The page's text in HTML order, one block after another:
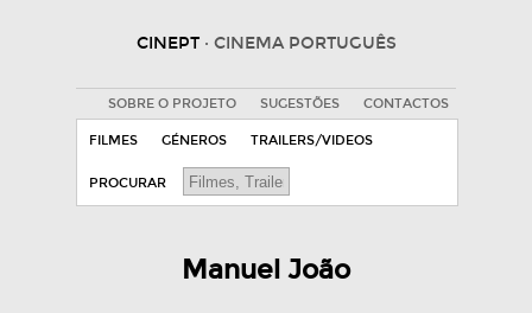
CINEPT · CINEMA PORTUGUÊS
SOBRE O PROJETO SUGESTÕES CONTACTOS
FILMES GÉNEROS TRAILERS/VIDEOS
PROCURAR
Manuel João